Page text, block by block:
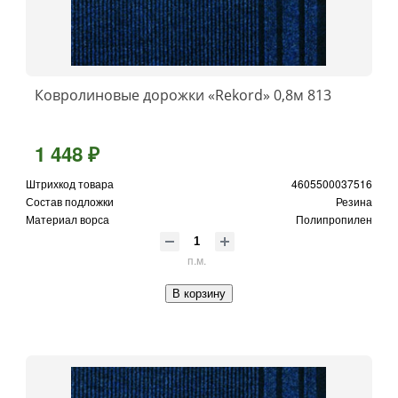
Ковролиновые дорожки «Rekord» 0,8м 813
1 448 ₽
Штрихкод товара
4605500037516
Состав подложки
Резина
Материал ворса
Полипропилен
п.м.
В корзину